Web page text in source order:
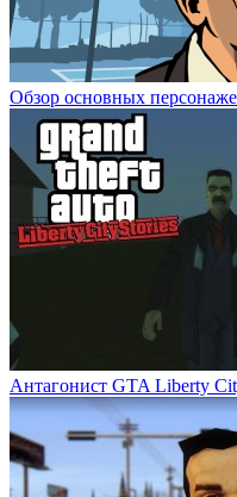
Обзор основных
Антагонист GTA Liberty